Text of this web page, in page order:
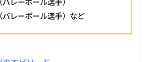
レーボール選手）
（バレーボール選手）など